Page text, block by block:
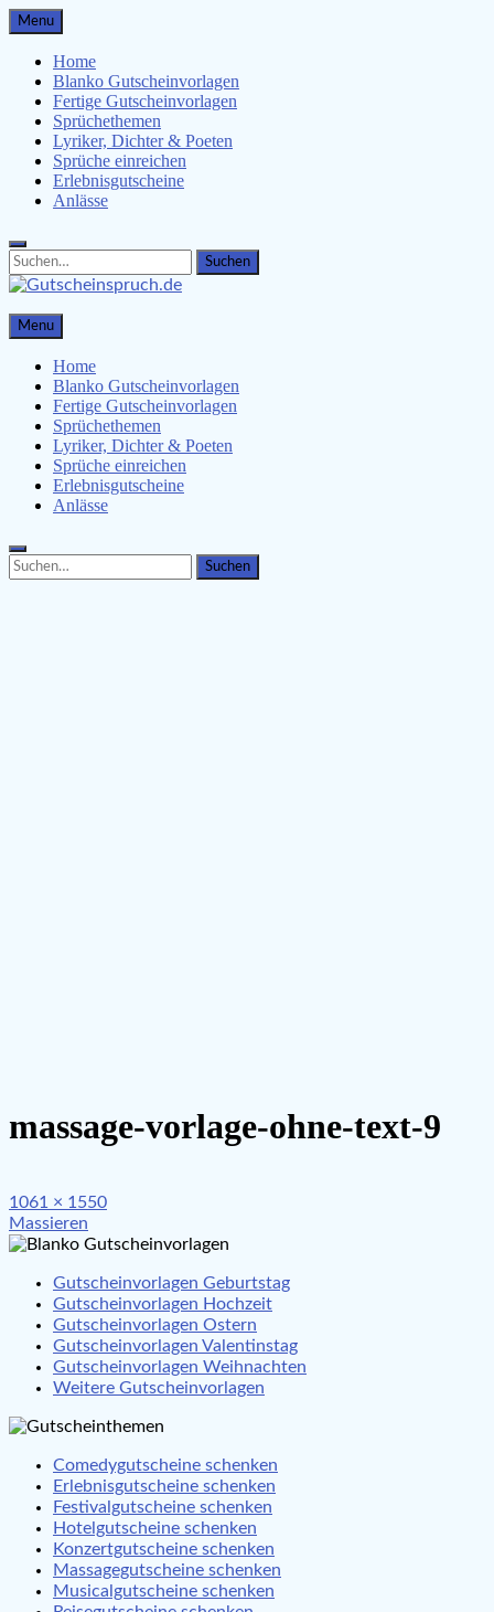
Skip
to
content
Menu
Home
Blanko Gutscheinvorlagen
Fertige Gutscheinvorlagen
Sprüchethemen
Lyriker, Dichter & Poeten
Sprüche einreichen
Erlebnisgutscheine
Anlässe
Search
for:
Search
Gutscheinspruch.de
Gutscheinsprüche & Gutscheinvorlagen finden
Menu
Home
Blanko Gutscheinvorlagen
Fertige Gutscheinvorlagen
Sprüchethemen
Lyriker, Dichter & Poeten
Sprüche einreichen
Erlebnisgutscheine
Anlässe
Search
for:
Search
massage-vorlage-ohne-text-9
Full
size
1061 × 1550
Beitragsnavigation
Massieren
Gutscheinvorlagen Geburtstag
Gutscheinvorlagen Hochzeit
Gutscheinvorlagen Ostern
Gutscheinvorlagen Valentinstag
Gutscheinvorlagen Weihnachten
Weitere Gutscheinvorlagen
Comedygutscheine schenken
Erlebnisgutscheine schenken
Festivalgutscheine schenken
Hotelgutscheine schenken
Konzertgutscheine schenken
Massagegutscheine schenken
Musicalgutscheine schenken